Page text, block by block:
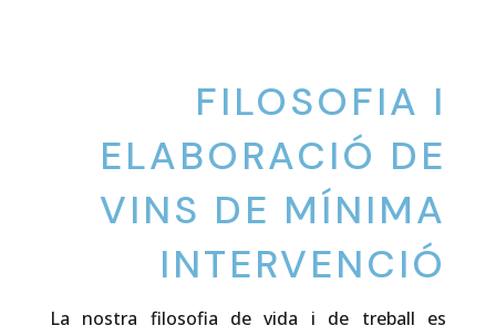
FILOSOFIA I
ELABORACIÓ DE
VINS DE MÍNIMA
INTERVENCIÓ
La nostra filosofia de vida i de treball es